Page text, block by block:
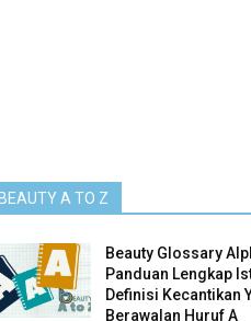
BEAUTY A TO Z
Beauty Glossary
Panduan Lengkap
Definisi Kecantikan
Berawalan Huruf A